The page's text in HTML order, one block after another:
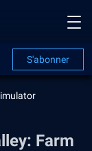
S'abonner
Farm